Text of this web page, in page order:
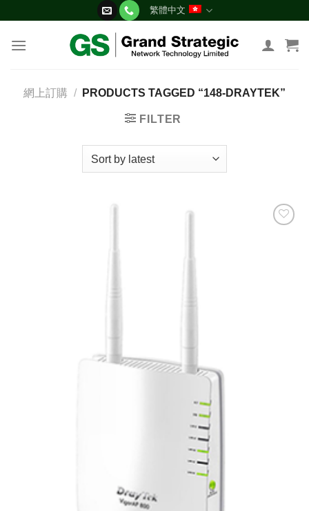
content
繁體中文
網上訂購 / PRODUCTS TAGGED “148-DRAYTEK”
FILTER